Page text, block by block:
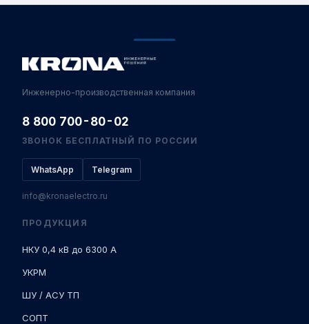
Инженерно-производственная компания
8 800 700-80-02
ЗВОНОК БЕСПЛАТНЫЙ ПО РОССИИ
WhatsApp Telegram
info@kronaelectro.ru
ПРОДУКЦИЯ
НКУ 0,4 кВ до 6300 А
УКРМ
ШУ / АСУ ТП
СОПТ